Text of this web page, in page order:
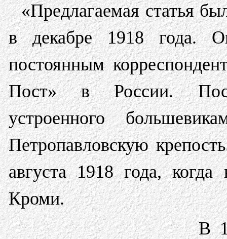
«Предлагаемая статья
в декабре 1918 года.
постоянным
Пост» в России.
устроенного
Петропавловскую
августа 1918 года,
Кроми.
В